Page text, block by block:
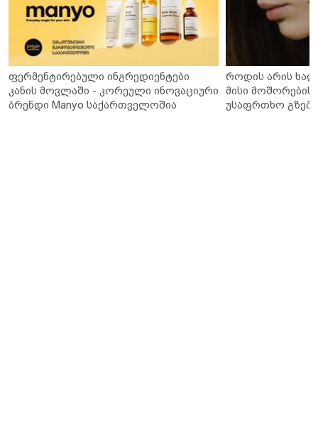
ფერმენტირებული ინგრედიენტები
კანის მოვლაში - კორეული ინოვაციური
ბრენდი Manyo საქართველოშია
როდის არის
მისი მოშორების
უსაფრთხო გზები